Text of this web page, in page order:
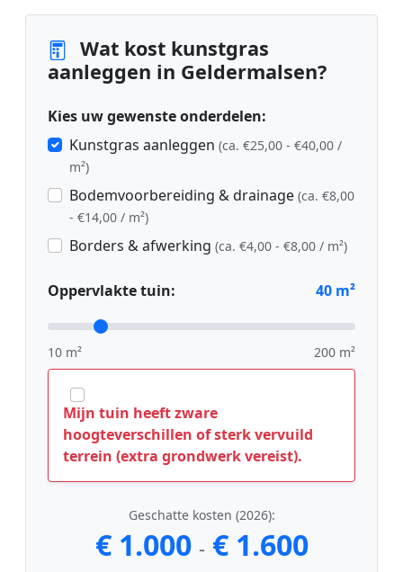
Wat kost kunstgras
aanleggen in Geldermalsen?
Kies uw gewenste onderdelen:
Kunstgras aanleggen (ca. €25,00 - €40,00 /
m²)
Bodemvoorbereiding & drainage (ca. €8,00
- €14,00 / m²)
Borders & afwerking (ca. €4,00 - €8,00 / m²)
Oppervlakte tuin: 40 m²
10 m² 200 m²
Mijn tuin heeft zware
hoogteverschillen of sterk vervuild
terrein (extra grondwerk vereist).
Geschatte kosten (2026):
€ 1.000 - € 1.600